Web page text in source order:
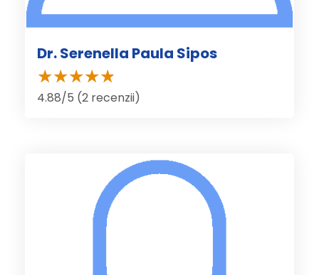
Dr. Serenella Paula Sipos
4.88/5 (2 recenzii)